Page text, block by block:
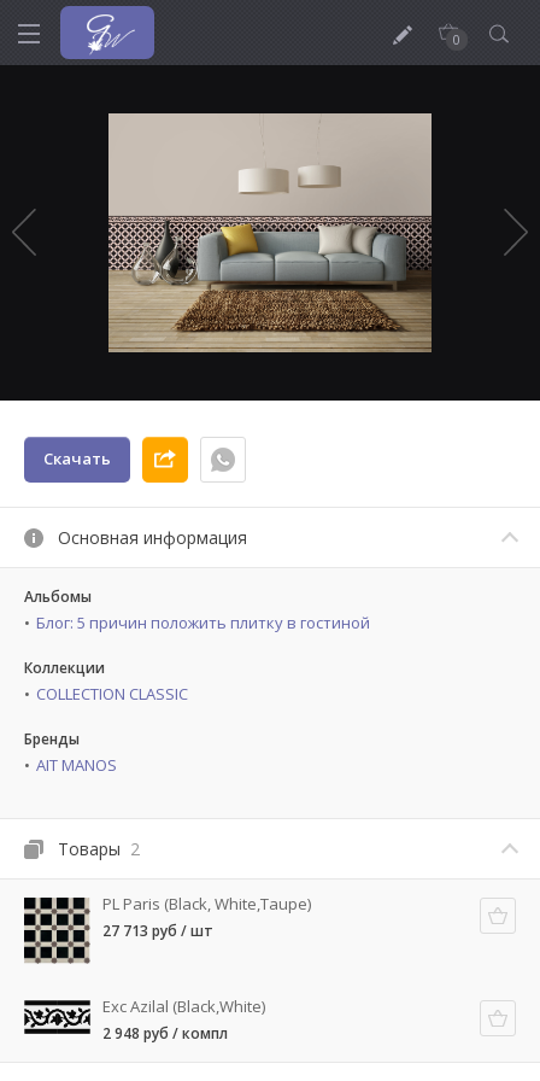
0
Скачать
Основная информация
Альбомы
Блог: 5 причин положить плитку в гостиной
Коллекции
COLLECTION CLASSIC
Бренды
AIT MANOS
Товары 2
PL Paris (Black, White,Taupe)
27 713 руб / шт
Exc Azilal (Black,White)
2 948 руб / компл